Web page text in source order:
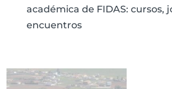
académica de FIDAS: cursos,
encuentros